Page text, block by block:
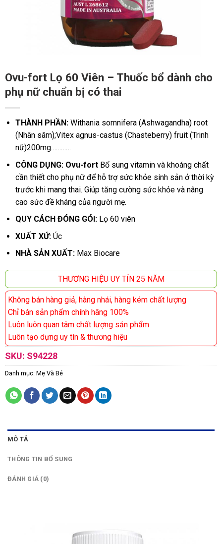
Ovu-fort Lọ 60 Viên – Thuốc bổ dành cho
phụ nữ chuẩn bị có thai
THÀNH PHẦN: Withania somnifera (Ashwagandha) root
(Nhân sâm);Vitex agnus-castus (Chasteberry) fruit (Trinh
nữ)200mg…………
CÔNG DỤNG: Ovu-fort Bổ sung vitamin và khoáng chất
cần thiết cho phụ nữ để hỗ trợ sức khỏe sinh sản ở thời kỳ
trước khi mang thai. Giúp tăng cường sức khỏe và nâng
cao sức đề kháng của người mẹ.
QUY CÁCH ĐÓNG GÓI: Lọ 60 viên
XUẤT XỨ: Úc
NHÀ SẢN XUẤT: Max Biocare
THƯƠNG HIỆU UY TÍN 25 NĂM
Không bán hàng giả, hàng nhái, hàng kém chất lượng
Chỉ bán sản phẩm chính hãng 100%
Luôn luôn quan tâm chất lượng sản phẩm
Luôn tạo dựng uy tín & thương hiệu
SKU: S94228
Danh mục: Mẹ Và Bé
MÔ TẢ
THÔNG TIN BỔ SUNG
ĐÁNH GIÁ (0)